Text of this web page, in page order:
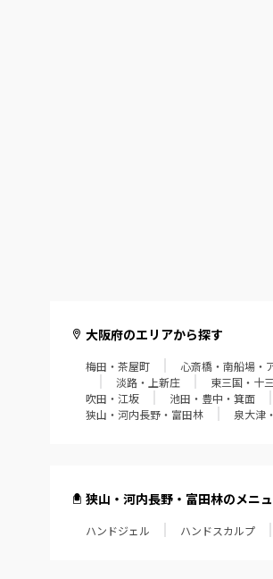
大阪府のエリアから探す
梅田・茶屋町 心斎橋・南船場・
淡路・上新庄
東三国・十
吹田・江坂
池田・豊中・箕面
狭山・河内長野・富田林
泉大津
狭山・河内長野・富田林のメニ
ハンドジェル ハンドスカルプ